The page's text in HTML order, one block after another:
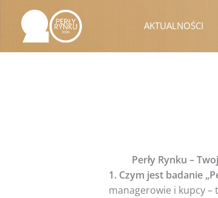
Przejdź
treści
AKTUALNOŚCI
Perły Rynku –
1. Czym jest badanie
managerowie i kupcy